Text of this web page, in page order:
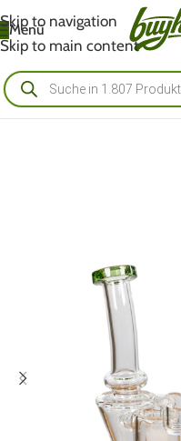
Skip to navigation
Skip to main content
Menü